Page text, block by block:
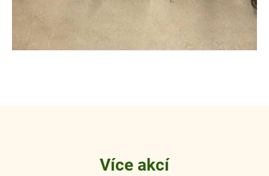
Více akcí